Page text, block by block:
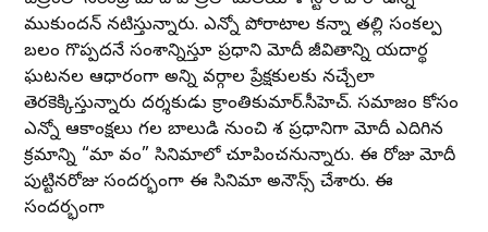
ముకుందన్ నటిస్తున్నారు. ఎన్నో పోరాటాల కన్నా తల్లి సంకల్ప
బలం గొప్పదనే సందేశాన్నిస్తూ ప్రధాని మోదీ జీవితాన్ని యదార్థ
ఘటనల ఆధారంగా అన్ని వర్గాల ప్రేక్షకులకు నచ్చేలా
తెరకెక్కిస్తున్నారు దర్శకుడు క్రాంతికుమార్.సీహెచ్. సమాజం కోసం
ఎన్నో ఆకాంక్షలు గల బాలుడి నుంచి దేశ ప్రధానిగా మోదీ ఎదిగిన
క్రమాన్ని “మా వందే” సినిమాలో చూపించనున్నారు. ఈ రోజు మోదీ
పుట్టినరోజు సందర్భంగా ఈ సినిమా అనౌన్స్ చేశారు. ఈ
సందర్భంగా